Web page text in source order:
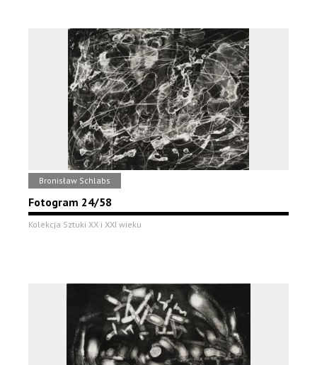
Bronisław Schlabs
Fotogram 24/58
Kolekcja Sztuki XX i XXI wieku